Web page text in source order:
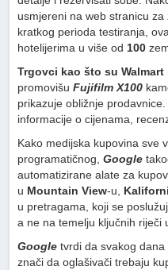
usmjereni na web stranicu
kratkog perioda testiranja,
hotelijerima u više od 100
Trgovci kao što su
promovišuFujifilm X100
prikazuje obližnje
informacije o cijenama,
Kako medijska kupovina sve
programatičnog,Google
automatizirane alate za
u Mountain View-u,
u pretragama, koji se
a ne na temelju ključnih riječi
Google tvrdi da svakog dana
znači da oglašivači trebaju